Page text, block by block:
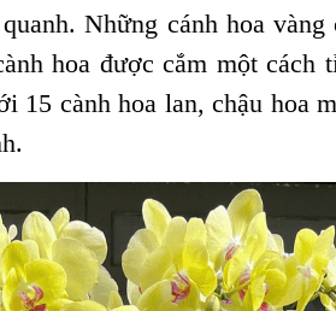
Những cánh hoa
hoa được cắm một
15 cành hoa lan, chậu hoa